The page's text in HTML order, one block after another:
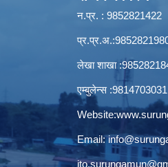
न.प्र. : 9852821422
लेखा शाखा
एम्बुलेन्स :9814703031
Website:
Email: